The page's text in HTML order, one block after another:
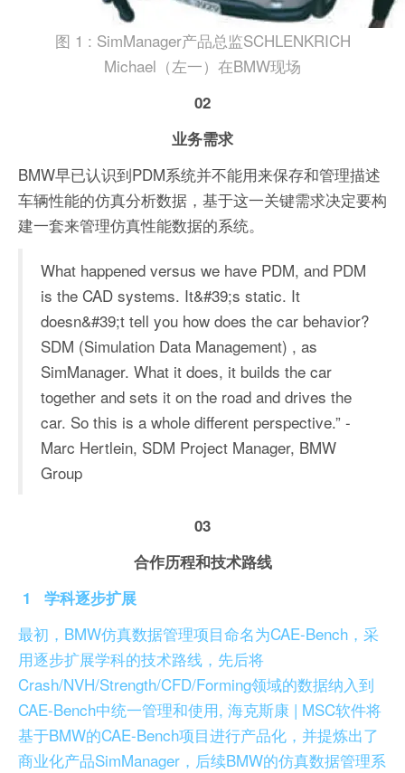
图 1 : SimManager产品总监SCHLENKRICH
Michael（左一）在BMW现场
02
业务需求
BMW早已认识到PDM系统并不能用来保存和管理描述
车辆性能的仿真分析数据，基于这一关键需求决定要构
建一套来管理仿真性能数据的系统。
What happened versus we have PDM, and PDM
is the CAD systems. It&#39;s static. It
doesn&#39;t tell you how does the car behavior?
SDM (Simulation Data Management) , as
SimManager. What it does, it builds the car
together and sets it on the road and drives the
car. So this is a whole different perspective.” -
Marc Hertlein, SDM Project Manager, BMW
Group
03
合作历程和技术路线
1
学科逐步扩展
最初，BMW仿真数据管理项目命名为CAE-Bench，采
用逐步扩展学科的技术路线，先后将
Crash/NVH/Strength/CFD/Forming领域的数据纳入到
CAE-Bench中统一管理和使用, 海克斯康 | MSC软件将
基于BMW的CAE-Bench项目进行产品化，并提炼出了
商业化产品SimManager，后续BMW的仿真数据管理系